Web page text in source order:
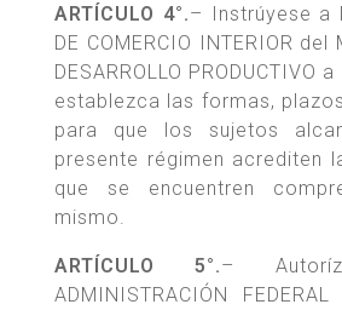
ARTÍCULO 4°.– Instrúyese a
DE COMERCIO INTERIOR del
DESARROLLO PRODUCTIVO
establezca las formas,
para que los sujetos
presente régimen acrediten
que se encuentren
mismo.
ARTÍCULO 5°.–
ADMINISTRACIÓN